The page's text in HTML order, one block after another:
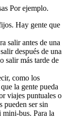
Por ejemplo.
Hay gente que
salir antes de una
después de una
salir más tarde de
como los
la gente pueda
viajes puntuales o
pueden ser sin
mini-bus. Para la